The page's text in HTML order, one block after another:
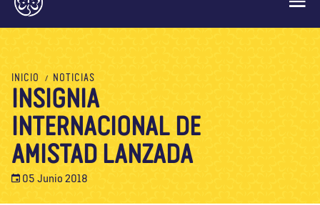
QUÉ HACEMOS
APÓYENOS
VOLUNTARIO
EVENTOS
NUESTRO MUNDO
INICIO NOTICIAS
INSIGNIA
INTERNACIONAL DE
AMISTAD LANZADA
05 Junio 2018